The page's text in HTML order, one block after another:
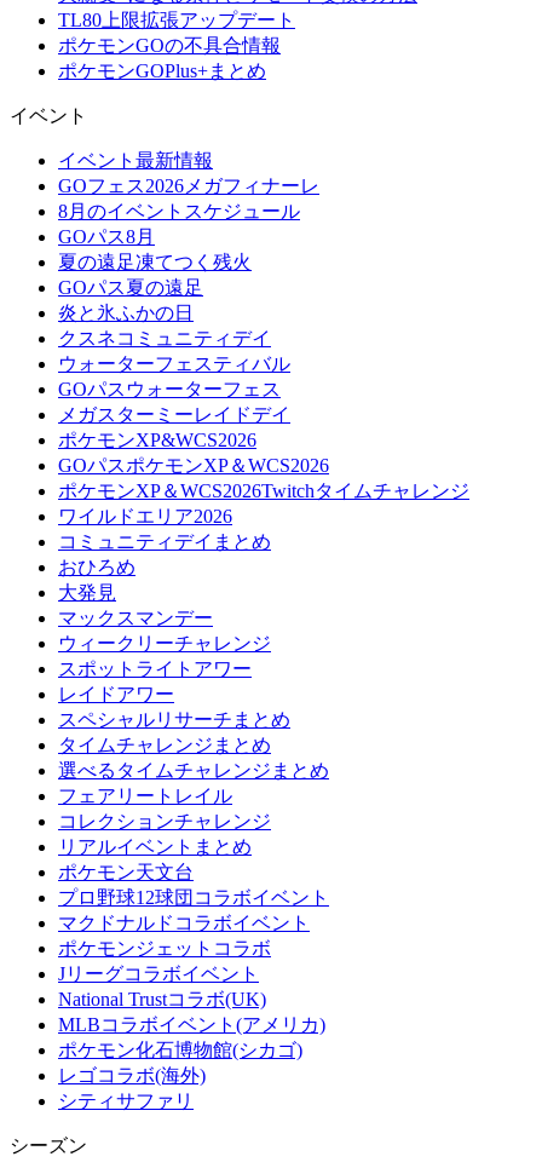
TL80上限拡張アップデート
ポケモンGOの不具合情報
ポケモンGOPlus+まとめ
イベント
イベント最新情報
GOフェス2026メガフィナーレ
8月のイベントスケジュール
GOパス8月
夏の遠足凍てつく残火
GOパス夏の遠足
炎と氷ふかの日
クスネコミュニティデイ
ウォーターフェスティバル
GOパスウォーターフェス
メガスターミーレイドデイ
ポケモンXP&WCS2026
GOパスポケモンXP＆WCS2026
ポケモンXP＆WCS2026Twitchタイムチャレンジ
ワイルドエリア2026
コミュニティデイまとめ
おひろめ
大発見
マックスマンデー
ウィークリーチャレンジ
スポットライトアワー
レイドアワー
スペシャルリサーチまとめ
タイムチャレンジまとめ
選べるタイムチャレンジまとめ
フェアリートレイル
コレクションチャレンジ
リアルイベントまとめ
ポケモン天文台
プロ野球12球団コラボイベント
マクドナルドコラボイベント
ポケモンジェットコラボ
Jリーグコラボイベント
National Trustコラボ(UK)
MLBコラボイベント(アメリカ)
ポケモン化石博物館(シカゴ)
レゴコラボ(海外)
シティサファリ
シーズン